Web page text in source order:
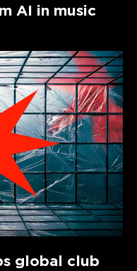
AI in music
global club